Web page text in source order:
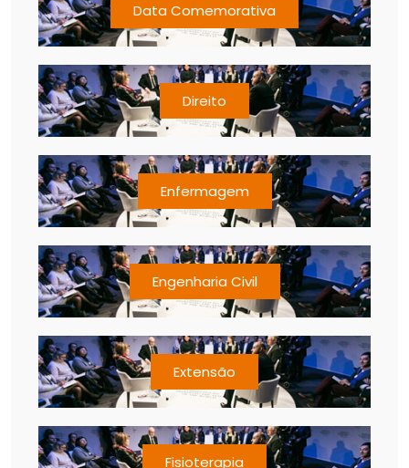
Data Comemorativa
Direito
Enfermagem
Engenharia Civil
Extensão
Fisioterapia